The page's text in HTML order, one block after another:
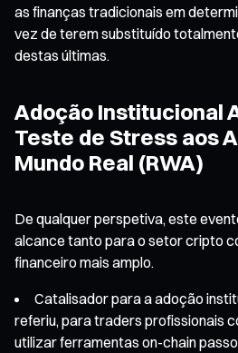
as finanças tradicionais em
vez de terem substituído
destas últimas.
Adoção Institucional
Teste de Stress aos
Mundo Real (RWA)
De qualquer perspetiva, este
alcance tanto para o setor cripto
financeiro mais amplo.
Catalisador para a adoção
referiu, para traders profissionais
utilizar ferramentas on-chain